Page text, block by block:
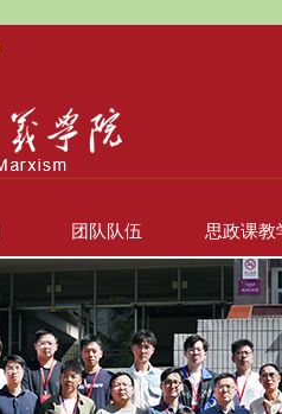
团队队伍 思政课教